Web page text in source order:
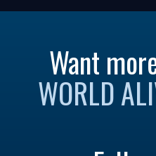
Want
WORLD